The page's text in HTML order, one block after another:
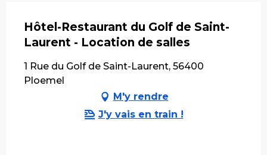
Hôtel-Restaurant du Golf de Saint-
Laurent - Location de salles
1 Rue du Golf de Saint-Laurent, 56400
Ploemel
M'y rendre
J'y vais en train !